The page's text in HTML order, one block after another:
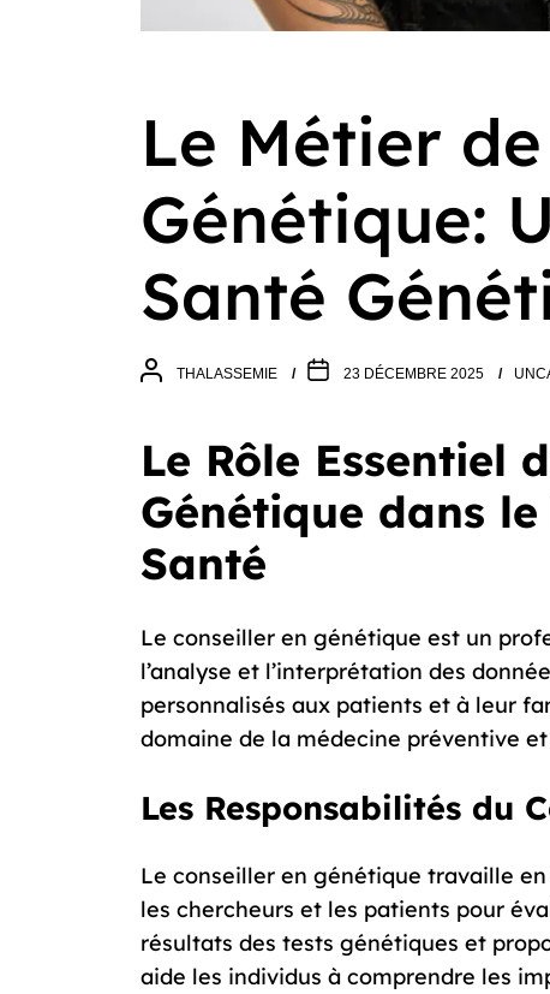
Le Métier
Génétique:
Santé
THALASSEMIE 23 DÉCEMBRE 2025
Le Rôle Essentiel
Génétique dans
Santé
Le conseiller en génétique est un
l’analyse et l’interprétation des
personnalisés aux patients et à leur
domaine de la médecine préventive
Les Responsabilités du
Le conseiller en génétique travaille
les chercheurs et les patients pour
résultats des tests génétiques et
aide les individus à comprendre les